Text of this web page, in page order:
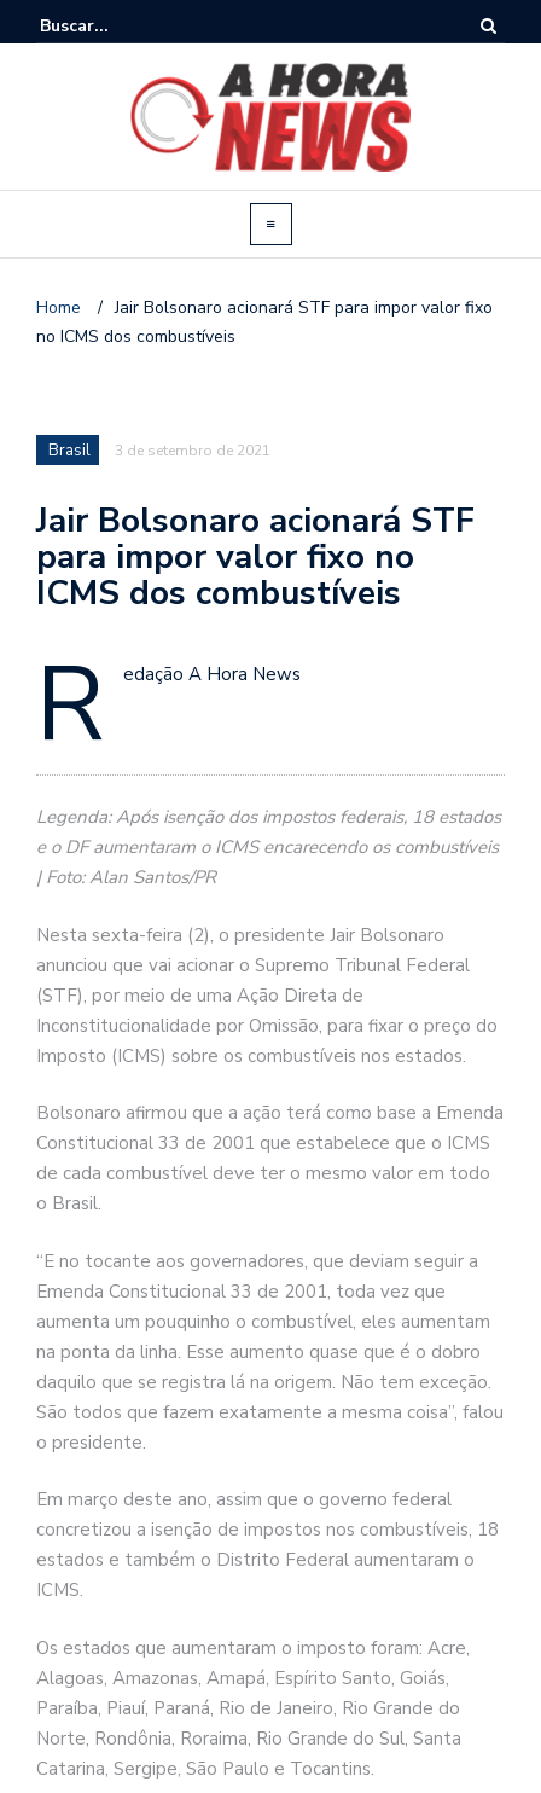
Home / Jair Bolsonaro acionará STF para impor valor fixo
no ICMS dos combustíveis
Brasil 3 de setembro de 2021
Jair Bolsonaro acionará STF
para impor valor fixo no
ICMS dos combustíveis
R edação A Hora News
Legenda: Após isenção dos impostos federais, 18 estados
e o DF aumentaram o ICMS encarecendo os combustíveis
| Foto: Alan Santos/PR
Nesta sexta-feira (2), o presidente Jair Bolsonaro
anunciou que vai acionar o Supremo Tribunal Federal
(STF), por meio de uma Ação Direta de
Inconstitucionalidade por Omissão, para fixar o preço do
Imposto (ICMS) sobre os combustíveis nos estados.
Bolsonaro afirmou que a ação terá como base a Emenda
Constitucional 33 de 2001 que estabelece que o ICMS
de cada combustível deve ter o mesmo valor em todo
o Brasil.
“E no tocante aos governadores, que deviam seguir a
Emenda Constitucional 33 de 2001, toda vez que
aumenta um pouquinho o combustível, eles aumentam
na ponta da linha. Esse aumento quase que é o dobro
daquilo que se registra lá na origem. Não tem exceção.
São todos que fazem exatamente a mesma coisa”, falou
o presidente.
Em março deste ano, assim que o governo federal
concretizou a isenção de impostos nos combustíveis, 18
estados e também o Distrito Federal aumentaram o
ICMS.
Os estados que aumentaram o imposto foram: Acre,
Alagoas, Amazonas, Amapá, Espírito Santo, Goiás,
Paraíba, Piauí, Paraná, Rio de Janeiro, Rio Grande do
Norte, Rondônia, Roraima, Rio Grande do Sul, Santa
Catarina, Sergipe, São Paulo e Tocantins.